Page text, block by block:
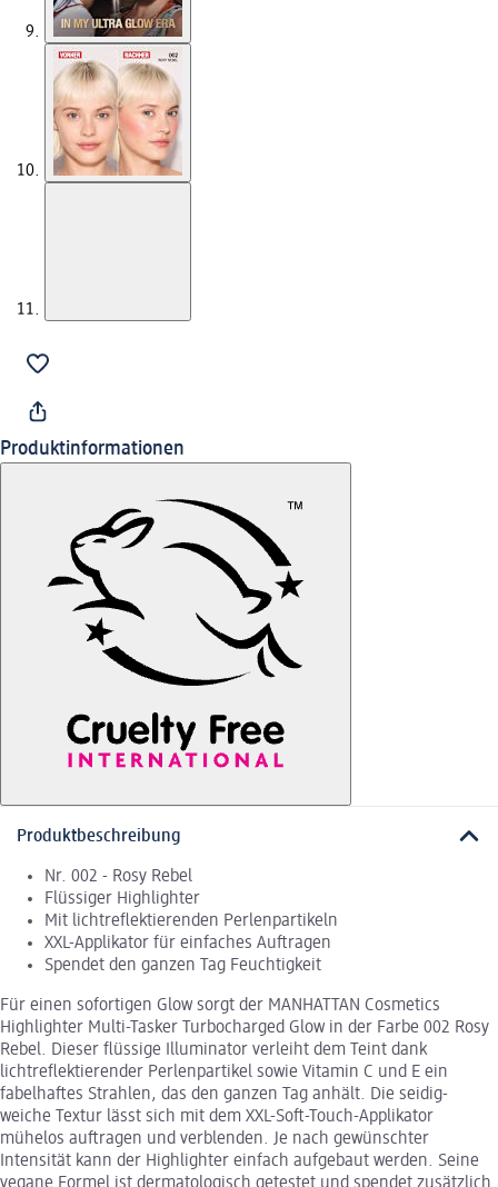
Produktinformationen
Produktbeschreibung
Nr. 002 - Rosy Rebel
Flüssiger Highlighter
Mit lichtreflektierenden Perlenpartikeln
XXL-Applikator für einfaches Auftragen
Spendet den ganzen Tag Feuchtigkeit
Für einen sofortigen Glow sorgt der MANHATTAN Cosmetics
Highlighter Multi-Tasker Turbocharged Glow in der Farbe 002 Rosy
Rebel. Dieser flüssige Illuminator verleiht dem Teint dank
lichtreflektierender Perlenpartikel sowie Vitamin C und E ein
fabelhaftes Strahlen, das den ganzen Tag anhält. Die seidig-
weiche Textur lässt sich mit dem XXL-Soft-Touch-Applikator
mühelos auftragen und verblenden. Je nach gewünschter
Intensität kann der Highlighter einfach aufgebaut werden. Seine